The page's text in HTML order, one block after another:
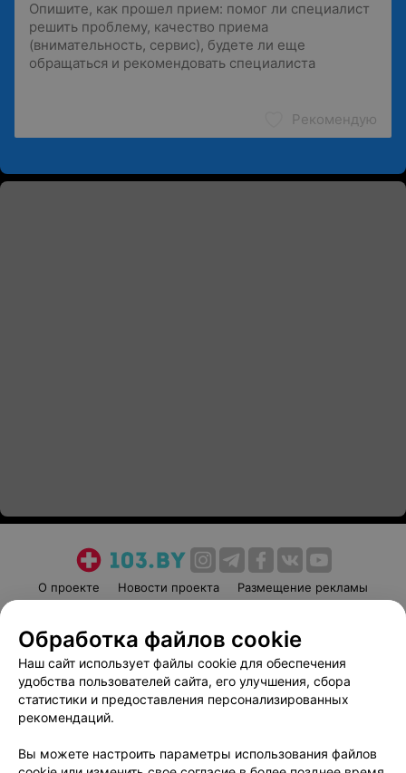
Рекомендую
О проекте Новости проекта
Размещение рекламы
Пользовательское соглашение
Способы оплаты
Вакансии
Партнеры
Написать руководителю 103.by
Обработка персональных данных
Обработка файлов cookie
Наш сайт использует файлы cookie для обеспечения
удобства пользователей сайта, его улучшения, сбора
статистики и предоставления персонализированных
рекомендаций.
Вы можете настроить параметры использования файлов